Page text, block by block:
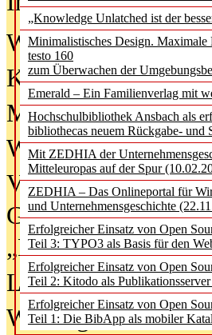
„Knowledge Unlatched ist der
Minimalistisches Design.
testo 160
zum Überwachen der
Emerald – Ein Familienverlag mit
Hochschulbibliothek Ansbach als
bibliothecas neuem Rückgabe-
Mit ZEDHIA der
Mitteleuropas auf der Spur
ZEDHIA – Das Onlineportal für
und Unternehmensgeschichte
Erfolgreicher Einsatz von Open
Teil 3: TYPO3 als Basis für den
Erfolgreicher Einsatz von Open
Teil 2: Kitodo als
Erfolgreicher Einsatz von Open
Teil 1: Die BibApp als mobiler
Was
Kinder in der
Metadaten als
Wenn Bots
Von
Geisterjagd-
„Library of
Lesen als
Wie Jugendliche